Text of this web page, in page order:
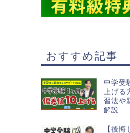
おすすめ記事
中学受
上げる
習法や
解説
【後